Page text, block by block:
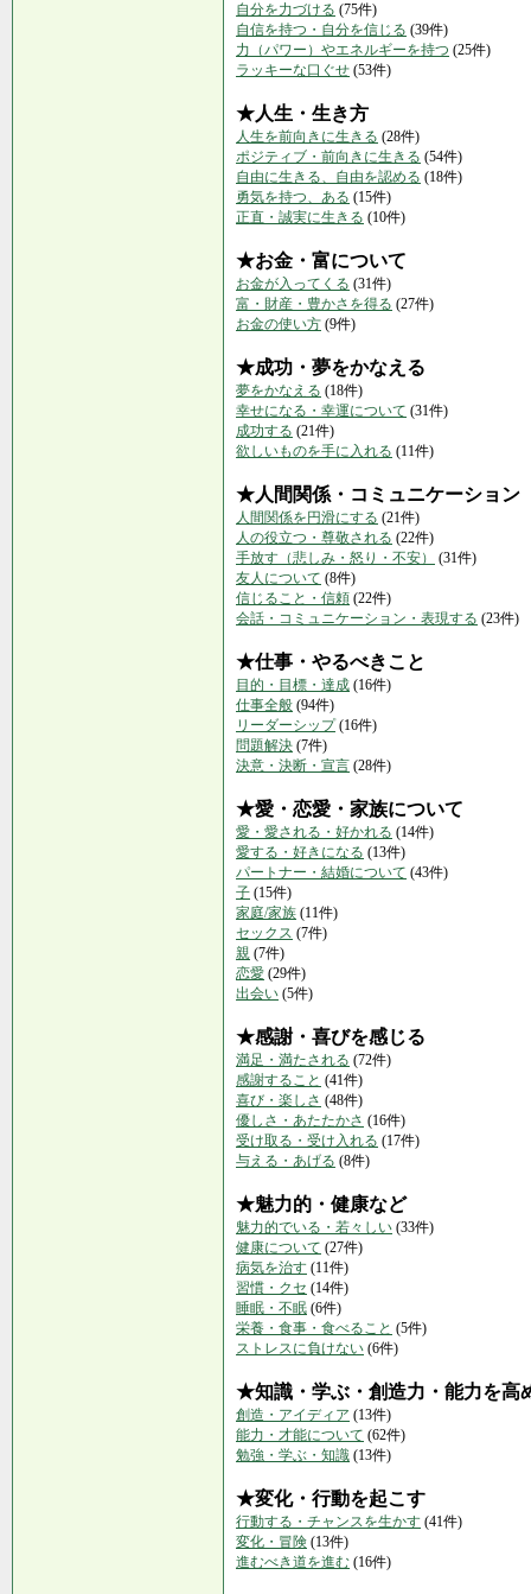
自分を力づける (75件)
自信を持つ・自分を信じる (39件)
力（パワー）やエネルギーを持つ (25件)
ラッキーな口ぐせ (53件)
★人生・生き方
人生を前向きに生きる (28件)
ポジティブ・前向きに生きる (54件)
自由に生きる、自由を認める (18件)
勇気を持つ、ある (15件)
正直・誠実に生きる (10件)
★お金・富について
お金が入ってくる (31件)
富・財産・豊かさを得る (27件)
お金の使い方 (9件)
★成功・夢をかなえる
夢をかなえる (18件)
幸せになる・幸運について (31件)
成功する (21件)
欲しいものを手に入れる (11件)
★人間関係・コミュニケーション
人間関係を円滑にする (21件)
人の役立つ・尊敬される (22件)
手放す（悲しみ・怒り・不安）
(31件)
友人について (8件)
信じること・信頼 (22件)
会話・コミュニケーション・表現する (23件)
★仕事・やるべきこと
目的・目標・達成 (16件)
仕事全般 (94件)
リーダーシップ(16件)
問題解決 (7件)
決意・決断・宣言 (28件)
★愛・恋愛・家族について
愛・愛される・好かれる (14件)
愛する・好きになる (13件)
パートナー・結婚について (43件)
子 (15件)
家庭/家族 (11件)
セックス (7件)
親 (7件)
恋愛 (29件)
出会い (5件)
★感謝・喜びを感じる
満足・満たされる (72件)
感謝すること (41件)
喜び・楽しさ (48件)
優しさ・あたたかさ (16件)
受け取る・受け入れる (17件)
与える・あげる (8件)
★魅力的・健康など
魅力的でいる・若々しい (33件)
健康について (27件)
病気を治す (11件)
習慣・クセ (14件)
睡眠・不眠 (6件)
栄養・食事・食べること (5件)
ストレスに負けない (6件)
★知識・学ぶ・創造力・能力を高
創造・アイディア (13件)
能力・才能について (62件)
勉強・学ぶ・知識 (13件)
★変化・行動を起こす
行動する・チャンスを生かす (41件)
変化・冒険 (13件)
進むべき道を進む (16件)